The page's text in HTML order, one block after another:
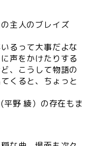
主人のブレイズ
るって大事だよな
声をかけたりする
、こうして物語の
くると、ちょっと
野 綾）の存在もま